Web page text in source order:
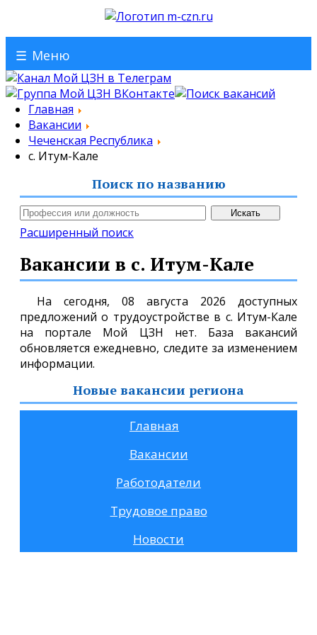
☰ Меню
Главная
Вакансии
Чеченская Республика
с. Итум-Кале
Поиск по названию
Расширенный поиск
Вакансии в с. Итум-Кале
На сегодня, 08 августа 2026 доступных
предложений о трудоустройстве в с. Итум-Кале
на портале Мой ЦЗН нет. База вакансий
обновляется ежедневно, следите за изменением
информации.
Новые вакансии региона
Главная
Вакансии
Работодатели
Трудовое право
Новости